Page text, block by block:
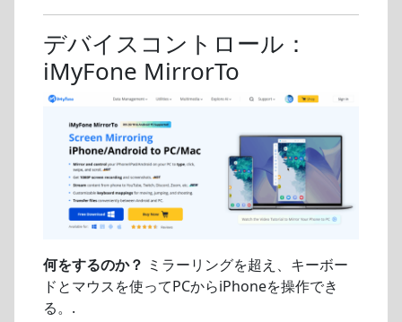
デバイスコントロール：
iMyFone MirrorTo
何をするのか？ ミラーリングを超え、キーボー
ドとマウスを使ってPCからiPhoneを操作でき
る。.